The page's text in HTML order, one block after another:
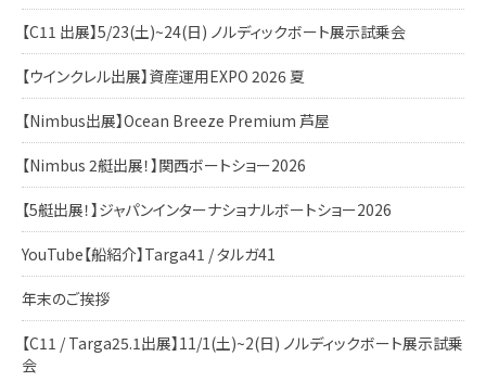
【C11 出展】5/23(土)~24(日) ノルディックボート展示試乗会
【ウインクレル出展】資産運用EXPO 2026 夏
【Nimbus出展】Ocean Breeze Premium 芦屋
【Nimbus 2艇出展！】関西ボートショー2026
【5艇出展！】ジャパンインターナショナルボートショー2026
YouTube【船紹介】Targa41 / タルガ41
年末のご挨拶
【C11 / Targa25.1出展】11/1(土)~2(日) ノルディックボート展示試乗
会